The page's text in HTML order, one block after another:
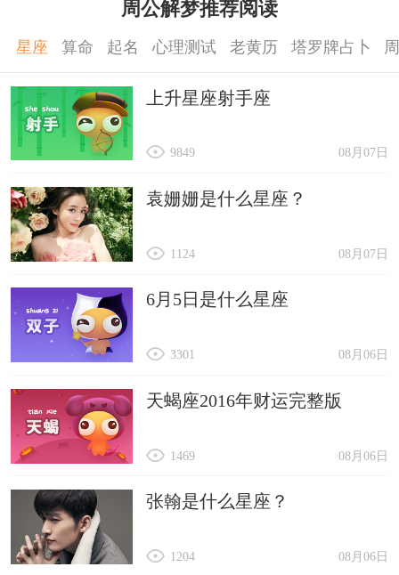
周公解梦推荐阅读
星座 算命 起名 心理测试 老黄历 塔罗牌占卜
上升星座射手座
08月07日
9849
袁姗姗是什么星座？
08月07日
1124
6月5日是什么星座
08月06日
3301
天蝎座2016年财运完整版
08月06日
1469
张翰是什么星座？
08月06日
1204